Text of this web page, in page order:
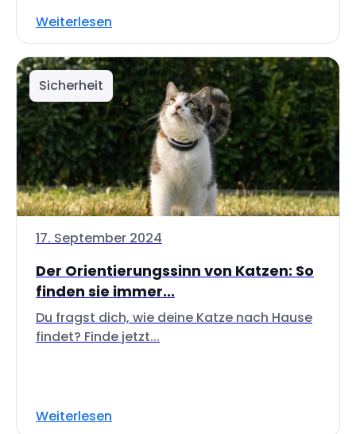
Weiterlesen
Sicherheit
17. September 2024
Der Orientierungssinn von Katzen: So
finden sie immer...
Du fragst dich, wie deine Katze nach Hause
findet? Finde jetzt...
Weiterlesen